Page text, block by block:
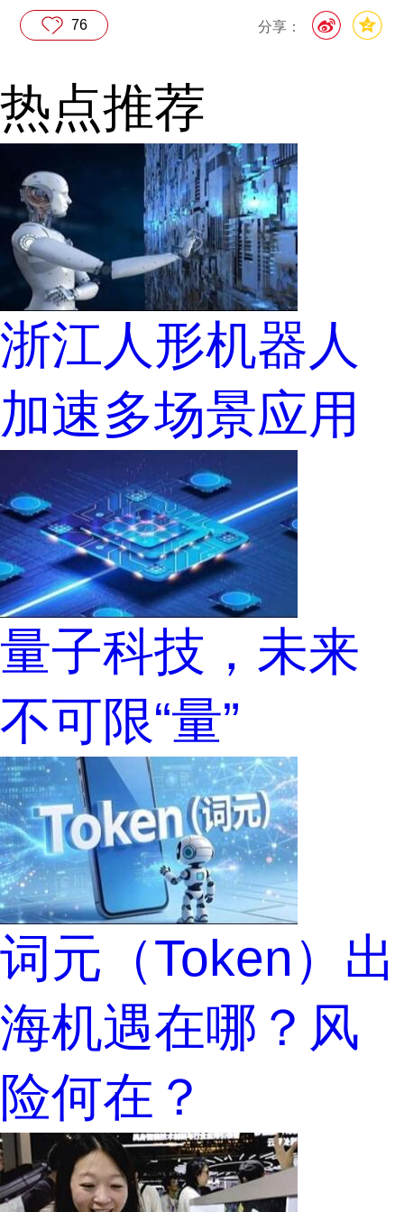
分享：
76
热点推荐
浙江人形机器人
加速多场景应用
量子科技，未来
不可限“量”
词元（Token）出
海机遇在哪？风
险何在？